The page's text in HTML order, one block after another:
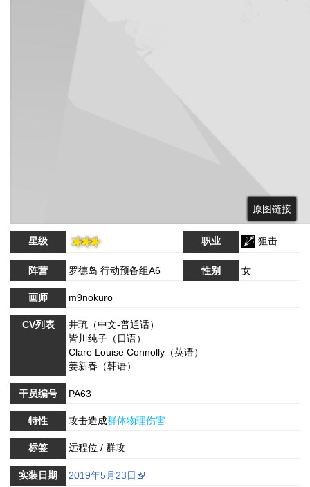
原图链接
原图链接
星级 职业 狙击
阵营 罗德岛 行动预备组A6 性别 女
画师 m9nokuro
CV列表
井琉（中文-普通话）
皆川纯子（日语）
Clare Louise Connolly（英语）
姜新春（韩语）
干员编号 PA63
特性 攻击造成群体物理伤害
标签 远程位 / 群攻
实装日期 2019年5月23日